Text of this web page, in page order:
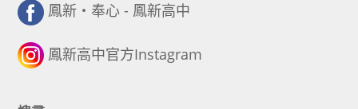
鳳新・奉心 - 鳳新高中
鳳新高中官方Instagram